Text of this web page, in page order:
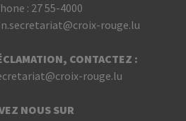
: 27 55-4000
rouge.lu
CONTACTEZ :
rouge.lu
NOUS SUR